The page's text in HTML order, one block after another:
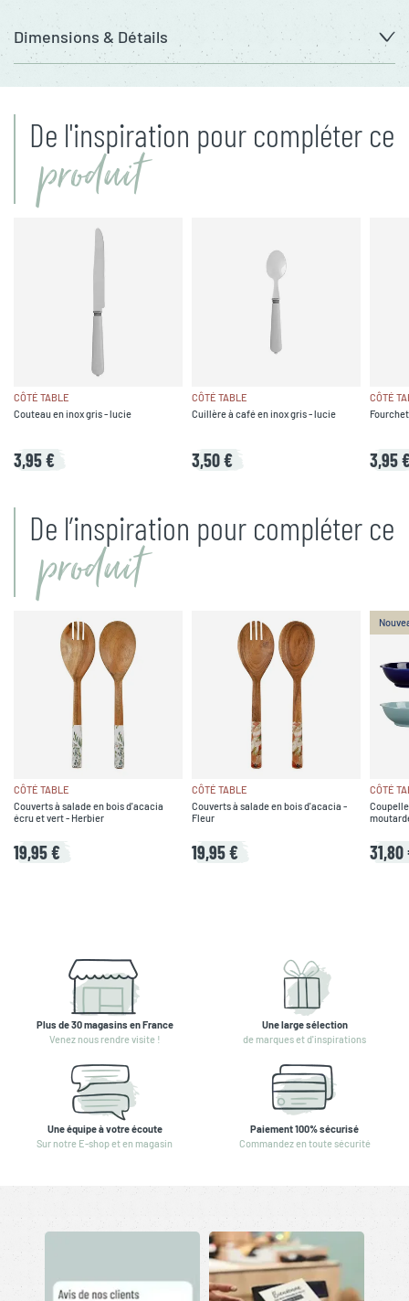
Dimensions & Détails
De l'inspiration pour compléter ce
produit
CÔTÉ TABLE
Couteau en inox gris - lucie
3,95 €
CÔTÉ TABLE
Cuillère à café en inox gris - lucie
3,50 €
CÔTÉ
3,95
De l’inspiration pour compléter ce
produit
CÔTÉ TABLE
Couverts à salade en bois d'acacia
écru et vert - Herbier
19,95 €
CÔTÉ TABLE
Couverts à salade en bois d'acacia -
Fleur
19,95 €
CÔTÉ
31,80
Plus de 30 magasins en France
Venez nous rendre visite !
Une large sélection
de marques et d'inspirations
Une équipe à votre écoute
Sur notre E-shop et en magasin
Paiement 100% sécurisé
Commandez en toute sécurité